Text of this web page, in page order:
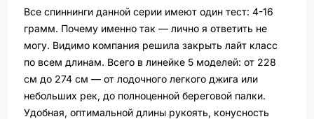
Все спиннинги данной серии имеют один тест: 4-16
грамм. Почему именно так — лично я ответить не
могу. Видимо компания решила закрыть лайт класс
по всем длинам. Всего в линейке 5 моделей: от 228
см до 274 см — от лодочного легкого джига или
небольших рек, до полноценной береговой палки.
Удобная, оптимальной длины рукоять, конусность